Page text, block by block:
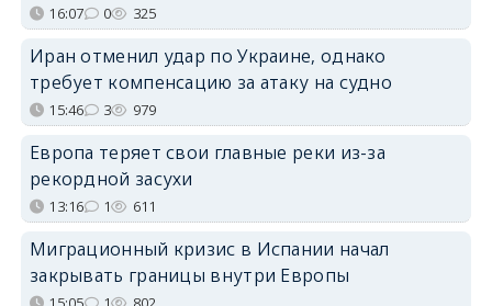
16:07 0 325
Иран отменил удар по Украине, однако
требует компенсацию за атаку на судно
15:46 3 979
Европа теряет свои главные реки из-за
рекордной засухи
13:16 1 611
Миграционный кризис в Испании начал
закрывать границы внутри Европы